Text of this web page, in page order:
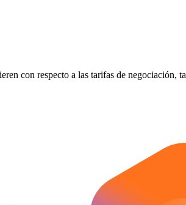
con respecto a las tarifas de negociación,